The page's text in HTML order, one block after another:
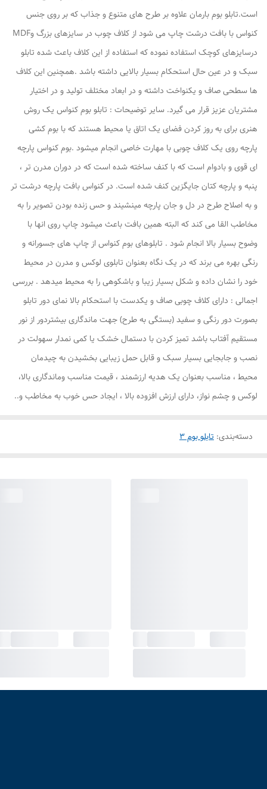
است.تابلو بوم بارمان علاوه بر طرح های متنوع و جذاب که بر روی جنس
کنواس با بافت درشت چاپ می شود از کلاف چوب در سایزهای بزرگ وMDF
درسایزهای کوچک استفاده نموده که استفاده از این کلاف باعث شده تابلو
سبک و در عین حال استحکام بسیار بالایی داشته باشد .همچنین این کلاف
ها سطحی صاف و یکنواخت داشته و در ابعاد مختلف تولید و در اختیار
مشتریان عزیز قرار می گیرد. سایر توضیحات : تابلو بوم کنواس یک روش
هنری برای به روز کردن فضای یک اتاق یا محیط هستند که با بوم کشی
پارچه روی یک کلاف چوبی با مهارت خاصی انجام میشود .بوم کنواس پارچه
ای قوی و بادوام است که با کنف ساخته شده است که در دوران مدرن تر ،
پنبه و پارچه کتان جایگزین کنف شده است. در کنواس بافت پارچه درشت تر
و به اصلاح طرح در دل و جان پارچه مینشیند و حس زنده بودن تصویر را به
مخاطب القا می کند که البته همین بافت باعث میشود چاپ روی انها با
وضوح بسیار بالا انجام شود . تابلوهای بوم کنواس از چاپ های جسورانه و
رنگی بهره می برند که در یک نگاه بعنوان تابلوی لوکس و مدرن در محیط
خود را نشان داده و شکل بسیار زیبا و باشکوهی را به محیط میدهد . بررسی
اجمالی : دارای کلاف چوبی صاف و یکدست با استحکام بالا نمای دور تابلو
بصورت دور رنگی و سفید (بستگی به طرح) جهت ماندگاری بیشتردور از نور
مستقیم آفتاب باشد تمیز کردن با دستمال خشک یا کمی نمدار سهولت در
نصب و جابجایی بسیار سبک و قابل حمل زیبایی بخشیدن به چیدمان
محیط ، مناسب بعنوان یک هدیه ارزشمند ، قیمت مناسب وماندگاری بالا،
لوکس و چشم نواز، دارای ارزش افزوده بالا ، ایجاد حس خوب به مخاطب و..
دسته‌بندی: تابلو بوم 3